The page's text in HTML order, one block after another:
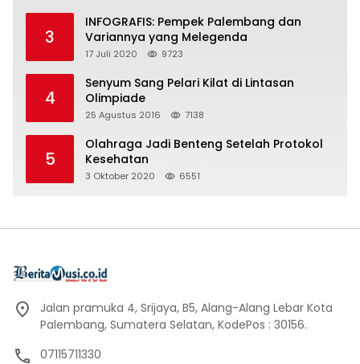
3
INFOGRAFIS: Pempek Palembang dan
Variannya yang Melegenda
17 Juli 2020 9723
4
Senyum Sang Pelari Kilat di Lintasan
Olimpiade
25 Agustus 2016 7138
5
Olahraga Jadi Benteng Setelah Protokol
Kesehatan
3 Oktober 2020 6551
Jalan pramuka 4, Srijaya, B5, Alang-Alang Lebar Kota
Palembang, Sumatera Selatan, KodePos : 30156.
07115711330